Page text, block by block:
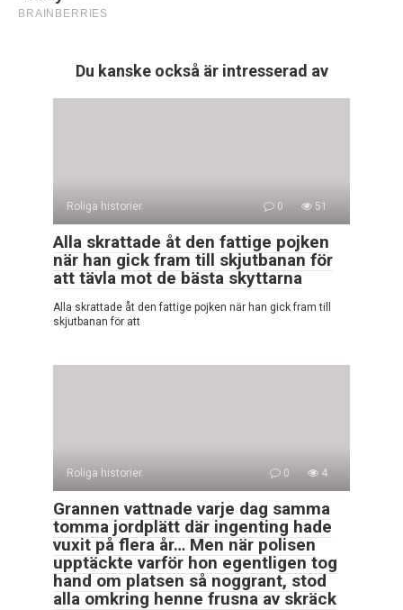
Du kanske också är intresserad av
Roliga historier 0 51
Alla skrattade åt den fattige pojken
när han gick fram till skjutbanan för
att tävla mot de bästa skyttarna
Alla skrattade åt den fattige pojken när han gick fram till
skjutbanan för att
Roliga historier 0 4
Grannen vattnade varje dag samma
tomma jordplätt där ingenting hade
vuxit på flera år… Men när polisen
upptäckte varför hon egentligen tog
hand om platsen så noggrant, stod
alla omkring henne frusna av skräck